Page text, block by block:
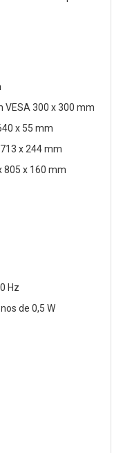
VESA 300 x 300 mm
x 55 mm
x 244 mm
805 x 160 mm
Hz
de 0,5 W